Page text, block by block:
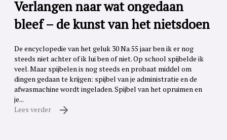
Verlangen naar wat ongedaan
bleef – de kunst van het nietsdoen
De encyclopedie van het geluk 30 Na 55 jaar ben ik er nog
steeds niet achter of ik lui ben of niet. Op school spijbelde ik
veel. Maar spijbelen is nog steeds en probaat middel om
dingen gedaan te krijgen: spijbel van je administratie en de
afwasmachine wordt ingeladen. Spijbel van het opruimen en
je...
Lees verder